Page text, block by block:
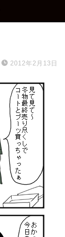
2012年2月13日